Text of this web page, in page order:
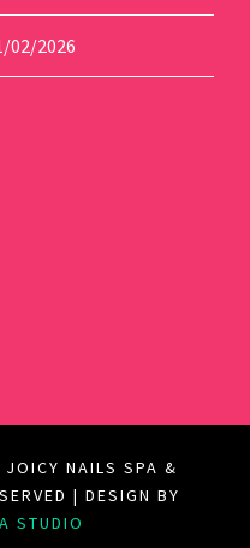
02/2026
NAILS SPA &
| DESIGN BY
STUDIO